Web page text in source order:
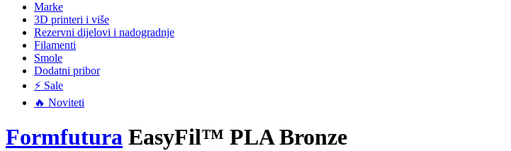
Marke
3D printeri i više
Rezervni dijelovi i nadogradnje
Filamenti
Smole
Dodatni pribor
⚡ Sale
🔥 Noviteti
Formfutura EasyFil™ PLA Bronze